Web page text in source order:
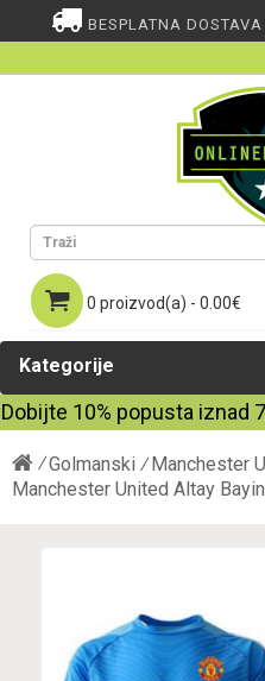
BESPLATNA
0 proizvod(a) - 0.00€
Kategorije
Dobijte 10% popusta iznad
Golmanski
Manchester
Manchester United Altay